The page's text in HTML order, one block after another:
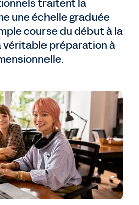
traitent la
une échelle graduée
course du début à la
véritable préparation à